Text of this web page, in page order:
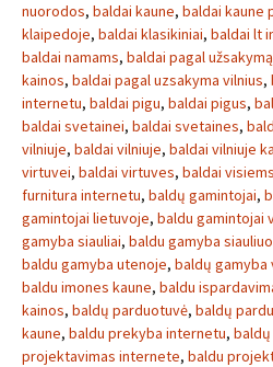
nuorodos, baldai kaune, baldai kaune
klaipedoje, baldai klasikiniai, baldai lt
baldai namams, baldai pagal užsakymą
kainos, baldai pagal uzsakyma vilnius,
internetu, baldai pigu, baldai pigus,
baldai svetainei, baldai svetaines,
vilniuje, baldai vilniuje, baldai vilniuje
virtuvei, baldai virtuves, baldai visiems
furnitura internetu, baldų gamintojai,
gamintojai lietuvoje, baldu gamintojai
gamyba siauliai, baldu gamyba
baldu gamyba utenoje, baldų gamyba
baldu imones kaune, baldu
kainos, baldų parduotuvė, baldų
kaune, baldu prekyba internetu,
projektavimas internete, baldu